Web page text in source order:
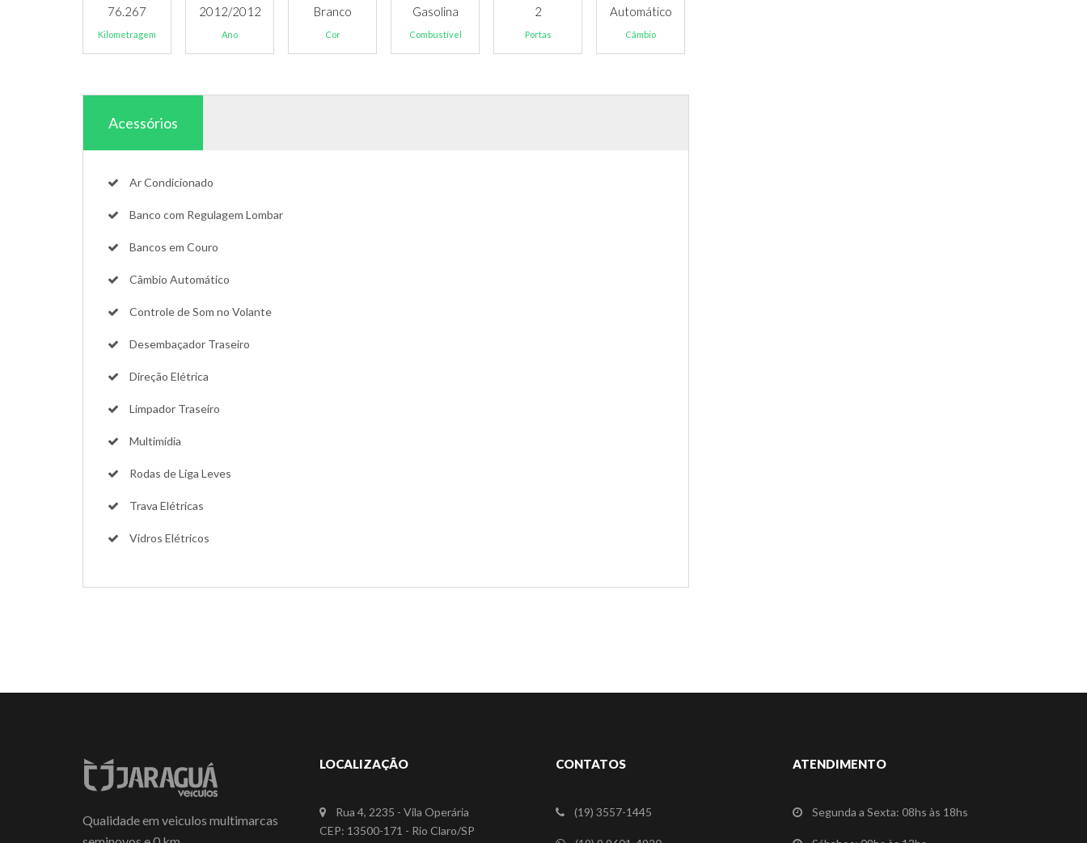
76.267
Kilometragem
2012/2012
Ano
Branco
Cor
Gasolina
Combustível
2
Portas
Automático
Câmbio
Acessórios
Ar Condicionado
Banco com Regulagem Lombar
Bancos em Couro
Câmbio Automático
Controle de Som no Volante
Desembaçador Traseiro
Direção Elétrica
Limpador Traseiro
Multimídia
Rodas de Liga Leves
Trava Elétricas
Vidros Elétricos
Qualidade em veiculos multimarcas
LOCALIZAÇÃO
Rua 4, 2235 - Vila Operária
CEP: 13500-171 - Rio Claro/SP
CONTATOS
(19) 3557-1445
ATENDIMENTO
Segunda a Sexta: 08hs às 18hs